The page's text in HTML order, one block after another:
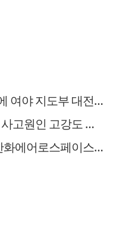
한화 에어로스페이스 참사에 여야 지도부 대전行
지역 노동당국, 한화에어로 사고원인 고강도 조사 예고
20대 계약직 등 7명 사상...한화에어로스페이스 대전 공장 폭발 (종합)